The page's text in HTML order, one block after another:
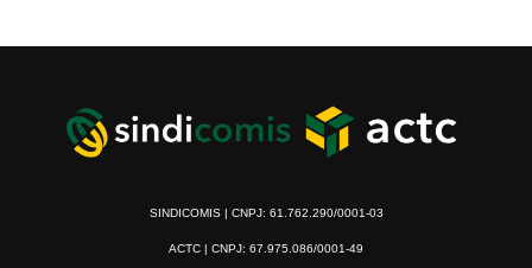
SINDICOMIS | CNPJ: 61.762.290/0001-03
ACTC | CNPJ: 67.975.086/0001-49